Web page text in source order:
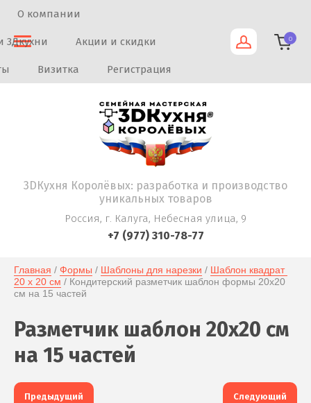
О компании
3Дкухни Акции и скидки
Визитка Регистрация
0
3DКухня Королёвых: разработка и производство
уникальных товаров
Россия, г. Калуга, Небесная улица, 9
+7 (977) 310-78-77
Главная / Формы / Шаблоны для нарезки / Шаблон квадрат
20 х 20 см / Кондитерский разметчик шаблон формы 20х20
см на 15 частей
Разметчик шаблон 20х20 см
на 15 частей
Предыдущий Следующий